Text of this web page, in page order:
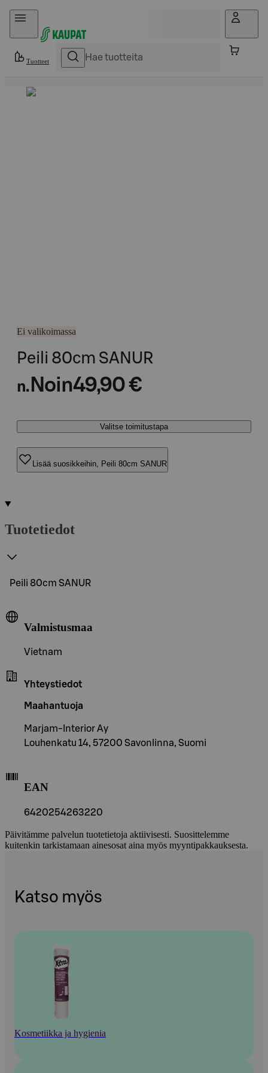
Hyppää sisältöön
Tuotteet
Ei valikoimassa
Peili 80cm SANUR
n. Noin49,90 €
Valitse toimitustapa
Lisää suosikkeihin, Peili 80cm SANUR
Tuotetiedot
Peili 80cm SANUR
Valmistusmaa
Vietnam
Yhteystiedot
Maahantuoja
Marjam-Interior Ay
Louhenkatu 14, 57200 Savonlinna, Suomi
EAN
6420254263220
Päivitämme palvelun tuotetietoja aktiivisesti. Suosittelemme
kuitenkin tarkistamaan ainesosat aina myös myyntipakkauksesta.
Katso myös
Kosmetiikka ja hygienia